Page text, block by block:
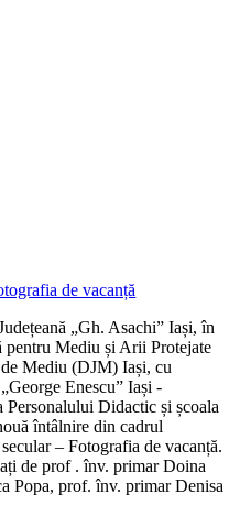
de vacanță
„Gh. Asachi” Iași, în
pentru Mediu și Arii Protejate
Mediu (DJM) Iași, cu
Enescu” Iași -
Personalului Didactic și școala
întâlnire din cadrul
– Fotografia de vacanță.
de prof . înv. primar Doina
Popa, prof. înv. primar Denisa